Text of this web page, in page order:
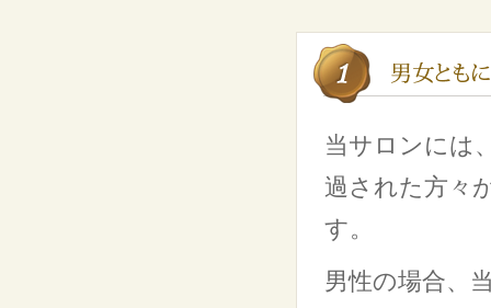
当サロンには
過された方々
す。
男性の場合、